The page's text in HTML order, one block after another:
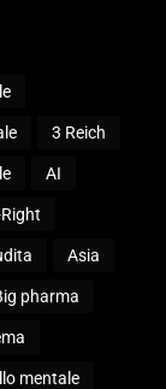
3 Reich
AI
Asia
pharma
mentale